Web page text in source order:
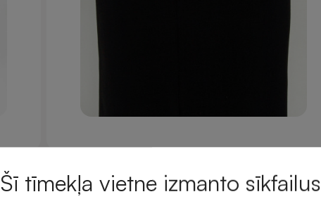
Šī tīmekļa vietne izmanto sīkfailus